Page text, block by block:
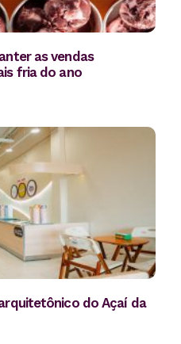
as vendas
fria do ano
do Açaí da